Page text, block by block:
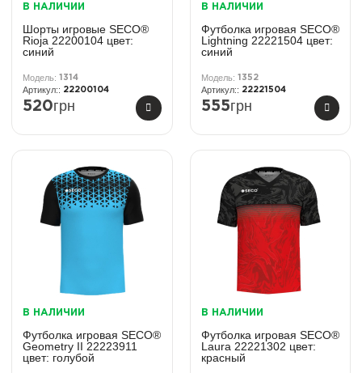
В НАЛИЧИИ
Шорты игровые SECO®
Rioja 22200104 цвет:
синий
1314
22200104
520грн
В НАЛИЧИИ
Футболка игровая SECO®
Lightning 22221504 цвет:
синий
1352
22221504
555грн
В НАЛИЧИИ
Футболка игровая SECO®
Geometry II 22223911
цвет: голубой
В НАЛИЧИИ
Футболка игровая SECO®
Laura 22221302 цвет:
красный